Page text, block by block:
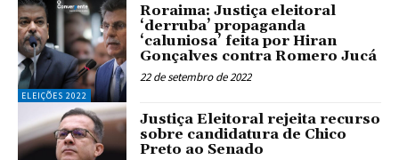
ELEIÇÕES 2022
Roraima: Justiça eleitoral
‘derruba’ propaganda
‘caluniosa’ feita por Hiran
Gonçalves contra Romero Jucá
22 de setembro de 2022
Justiça Eleitoral rejeita recurso
sobre candidatura de Chico
Preto ao Senado